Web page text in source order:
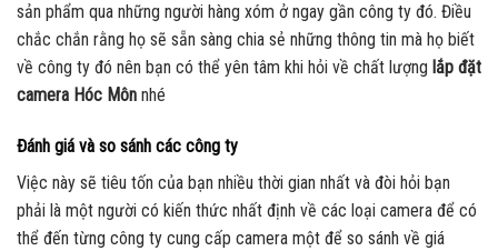
sản phẩm qua những người hàng xóm ở ngay gần công ty đó. Điều
chắc chắn rằng họ sẽ sẵn sàng chia sẻ những thông tin mà họ biết
về công ty đó nên bạn có thể yên tâm khi hỏi về chất lượng lắp đặt
camera Hóc Môn nhé
Đánh giá và so sánh các công ty
Việc này sẽ tiêu tốn của bạn nhiều thời gian nhất và đòi hỏi bạn
phải là một người có kiến thức nhất định về các loại camera để có
thể đến từng công ty cung cấp camera một để so sánh về giá